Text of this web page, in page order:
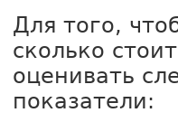
Для того,
сколько
оценивать
показатели: